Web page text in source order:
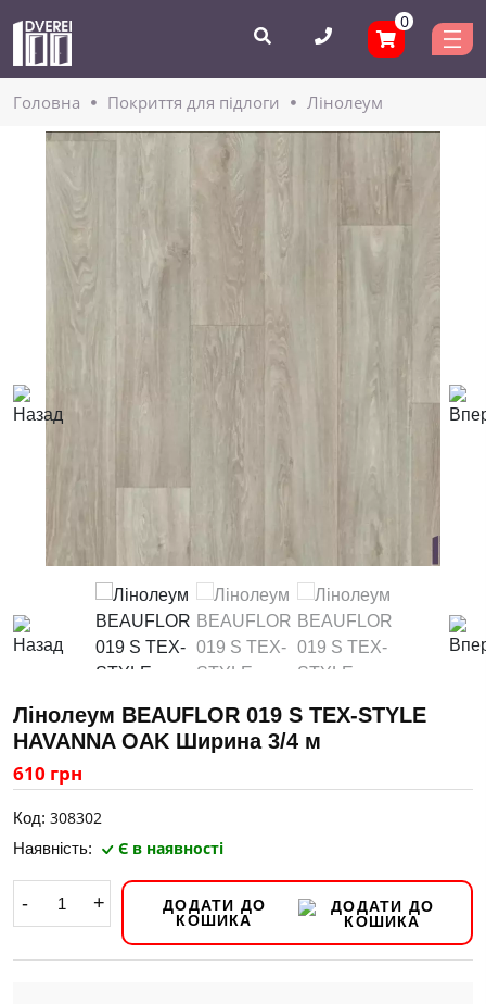
0
Головнa Покриття для підлоги Лінолеум
Лінолеум BEAUFLOR 019 S TEX-STYLE
HAVANNA OAK Ширина 3/4 м
610 грн
Код: 308302
Наявність: Є в наявності
- +
ДОДАТИ ДО
КОШИКА